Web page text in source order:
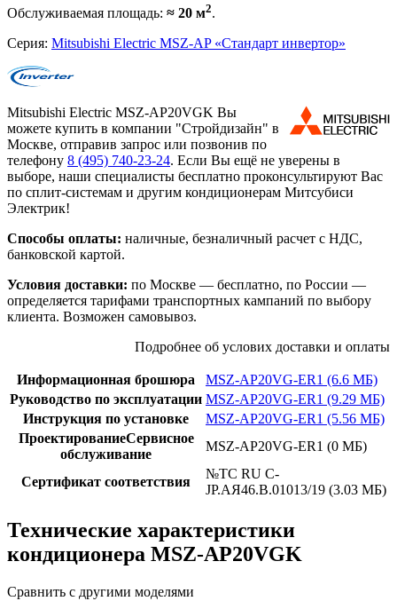
Обслуживаемая площадь: ≈ 20 м2.
Серия: Mitsubishi Electric MSZ-AP «Стандарт инвертор»
Mitsubishi Electric MSZ-AP20VGK Вы
можете купить в компании "Стройдизайн" в
Москве, отправив запрос или позвонив по
телефону 8 (495) 740-23-24. Если Вы ещё не уверены в
выборе, наши специалисты бесплатно проконсультируют Вас
по сплит-системам и другим кондиционерам Митсубиси
Электрик!
Способы оплаты: наличные, безналичный расчет с НДС,
банковской картой.
Условия доставки: по Москве — бесплатно, по России —
определяется тарифами транспортных кампаний по выбору
клиента. Возможен самовывоз.
Подробнее об услових доставки и оплаты
Информационная брошюра
MSZ-AP20VG-ER1 (6.6 МБ)
Руководство по эксплуатации MSZ-AP20VG-ER1 (9.29 МБ)
Инструкция по установке
MSZ-AP20VG-ER1 (5.56 МБ)
ПроектированиеСервисное
обслуживание
MSZ-AP20VG-ER1 (0 МБ)
Сертификат соответствия
№TC RU C-
JP.АЯ46.В.01013/19 (3.03 МБ)
Технические характеристики
кондиционера MSZ-AP20VGK
Сравнить с другими моделями